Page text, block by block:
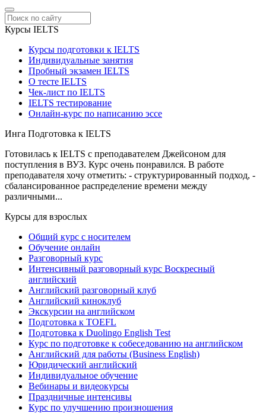
Курсы IELTS
Курсы подготовки к IELTS
Индивидуальные занятия
Пробный экзамен IELTS
О тесте IELTS
Чек-лист по IELTS
IELTS тестирование
Онлайн-курс по написанию эссе
Инга Подготовка к IELTS
Готовилась к IELTS с преподавателем Джейсоном для
поступления в ВУЗ. Курс очень понравился. В работе
преподавателя хочу отметить: - структурированный подход, -
сбалансированное распределение времени между
различными...
Курсы для взрослых
Общий курс с носителем
Обучение онлайн
Разговорный курс
Интенсивный разговорный курс Воскресный
английский
Английский разговорный клуб
Английский киноклуб
Экскурсии на английском
Подготовка к TOEFL
Подготовка к Duolingo English Test
Курс по подготовке к собеседованию на английском
Английский для работы (Business English)
Юридический английский
Индивидуальное обучение
Вебинары и видеокурсы
Праздничные интенсивы
Курс по улучшению произношения